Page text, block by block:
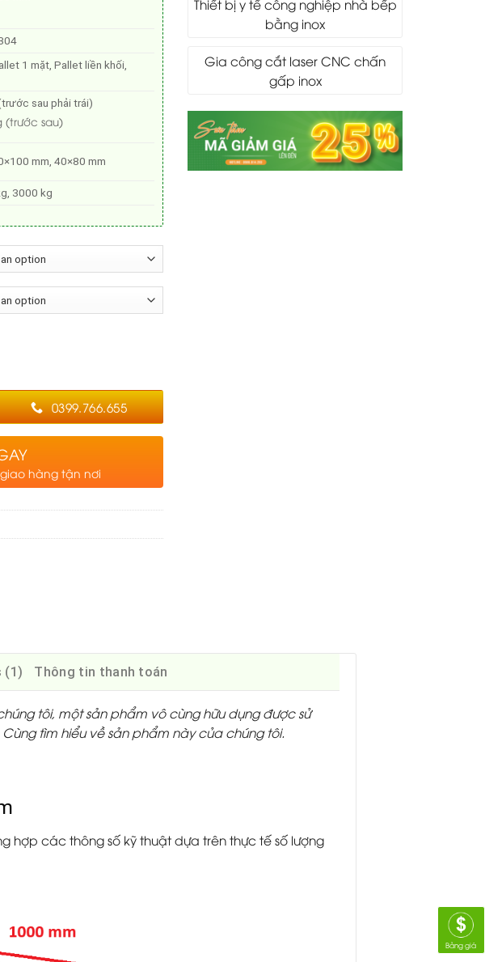
1 mặt, Pallet liền khối,
sau phải trái)
(trước sau)
mm, 40×80 mm
3000 kg
0399.766.655
hàng tận nơi
Thiết bị y tế công nghiệp nhà bếp
bằng inox
Gia công cắt laser CNC chấn
gấp inox
(1) Thông tin thanh toán
tôi, một sản phẩm vô cùng hữu dụng được sử
tìm hiểu về sản phẩm này của chúng tôi.
hợp các thông số kỹ thuật dựa trên thực tế số lượng
Bảng giá